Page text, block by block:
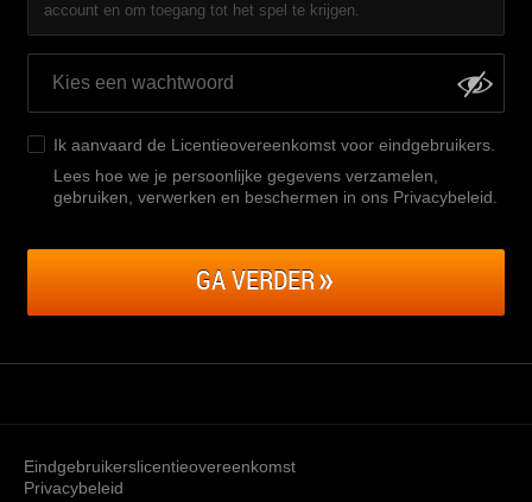
account en om toegang tot het spel te krijgen.
Ik aanvaard de Licentieovereenkomst voor eindgebruikers
Lees hoe we je persoonlijke gegevens verzamelen,
gebruiken, verwerken en beschermen in ons Privacybeleid
GA VERDER
Eindgebruikerslicentieovereenkomst
Privacybeleid